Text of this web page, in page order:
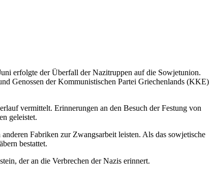
erfolgte der Überfall der Nazitruppen auf die Sowjetunion.
Genossen der Kommunistischen Partei Griechenlands (KKE)
vermittelt. Erinnerungen an den Besuch der Festung von
geleistet.
Fabriken zur Zwangsarbeit leisten. Als das sowjetische
bestattet.
der an die Verbrechen der Nazis erinnert.